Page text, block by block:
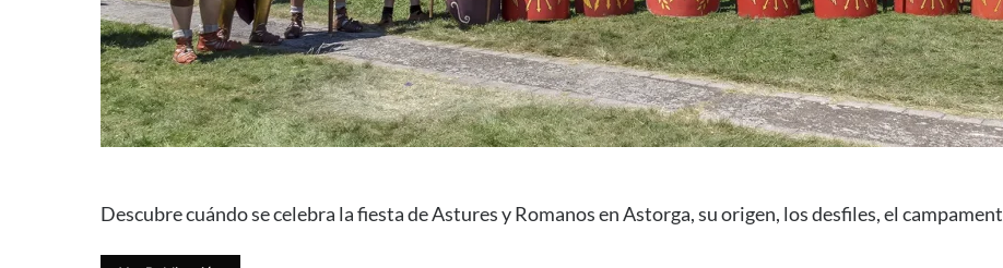
Descubre cuándo se celebra la fiesta de Astures y Romanos en Astorga, su origen, los desfiles, el